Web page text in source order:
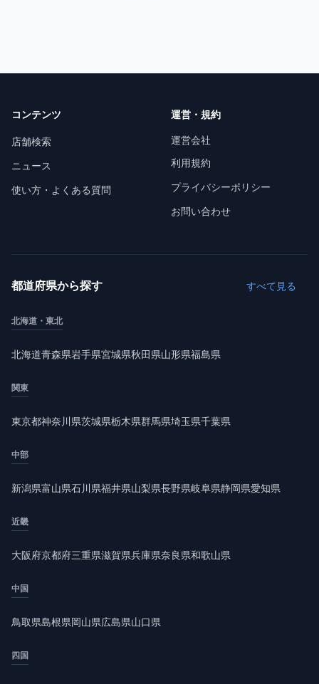
コンテンツ
店舗検索
ニュース
使い方・よくある質問
運営・規約
運営会社
利用規約
プライバシーポリシー
お問い合わせ
都道府県から探す すべて見る
北海道・東北
北海道青森県岩手県宮城県秋田県山形県福島県
関東
東京都神奈川県茨城県栃木県群馬県埼玉県千葉県
中部
新潟県富山県石川県福井県山梨県長野県岐阜県静岡県愛知県
近畿
大阪府京都府三重県滋賀県兵庫県奈良県和歌山県
中国
鳥取県島根県岡山県広島県山口県
四国